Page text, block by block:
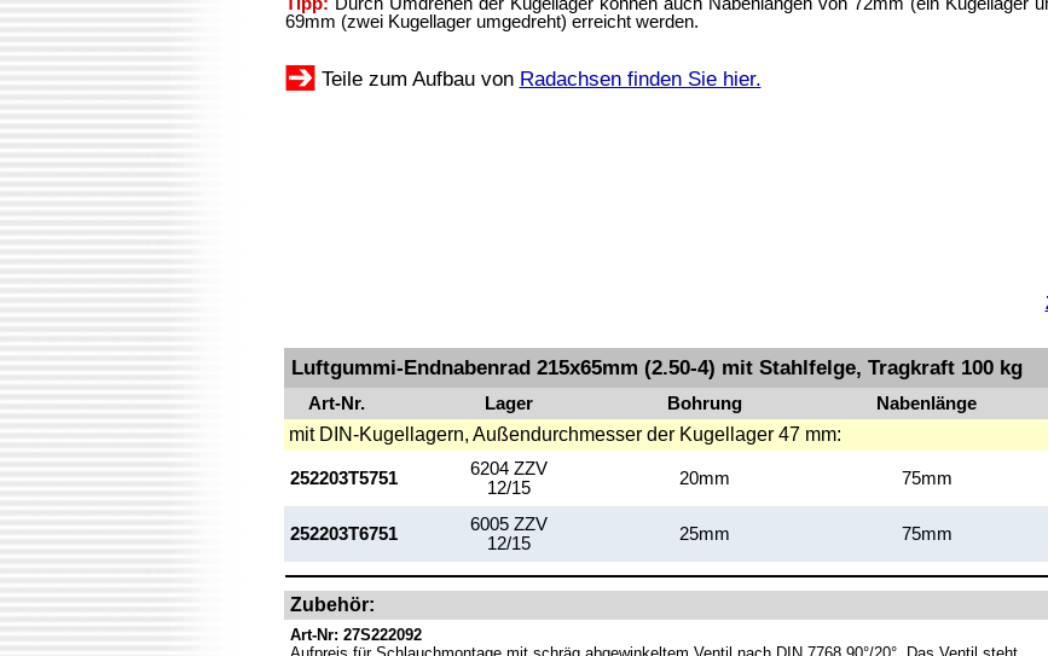
69mm (zwei Kugellager umgedreht) erreicht werden.
Teile zum Aufbau von Radachsen finden Sie hier.
Luftgummi-Endnabenrad 215x65mm (2.50-4) mit Stahlfelge, Tragkraft 100 kg
Art-Nr. Lager Boh­rung Naben­länge
mit DIN-Kugellagern, Außendurchmesser der Kugellager 47 mm:
252203T5751
6204 ZZV
12/15
20mm 75mm
252203T6751
6005 ZZV
12/15
25mm 75mm
Zubehör:
Art-Nr: 27S222092